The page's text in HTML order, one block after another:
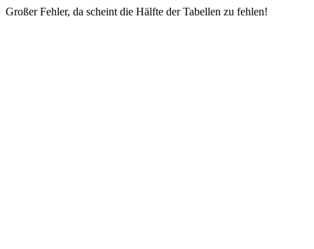
Großer Fehler, da scheint die Hälfte der Tabellen zu fehlen!